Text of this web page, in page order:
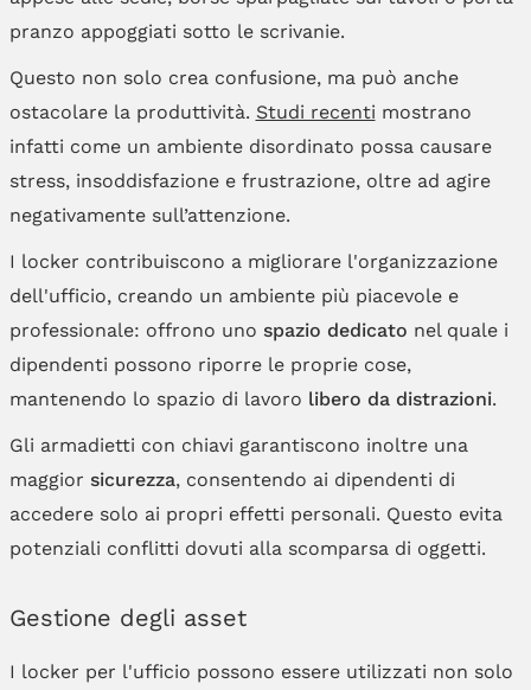
pranzo appoggiati sotto le scrivanie.
Questo non solo crea confusione, ma può anche
ostacolare la produttività. Studi recenti mostrano
infatti come un ambiente disordinato possa causare
stress, insoddisfazione e frustrazione, oltre ad agire
negativamente sull’attenzione.
I locker contribuiscono a migliorare l'organizzazione
dell'ufficio, creando un ambiente più piacevole e
professionale: offrono uno spazio dedicato nel quale i
dipendenti possono riporre le proprie cose,
mantenendo lo spazio di lavoro libero da distrazioni.
Gli armadietti con chiavi garantiscono inoltre una
maggior sicurezza, consentendo ai dipendenti di
accedere solo ai propri effetti personali. Questo evita
potenziali conflitti dovuti alla scomparsa di oggetti.
Gestione degli asset
I locker per l'ufficio possono essere utilizzati non solo